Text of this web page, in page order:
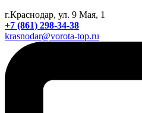
г.Краснодар, ул. 9 Мая, 1
+7 (861) 298-34-38
krasnodar@vorota-top.ru